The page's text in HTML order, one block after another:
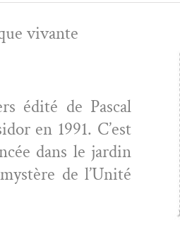
vivante
édité de Pas­cal
en 1991. C’est
dans le jardin
de l’Unité